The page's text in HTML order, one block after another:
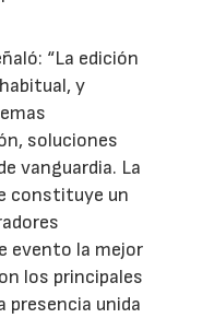
“La edición
y
soluciones
vanguardia. La
constituye un
evento la mejor
los principales
presencia unida